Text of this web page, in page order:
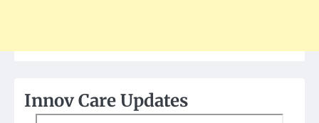
Innov Care Updates